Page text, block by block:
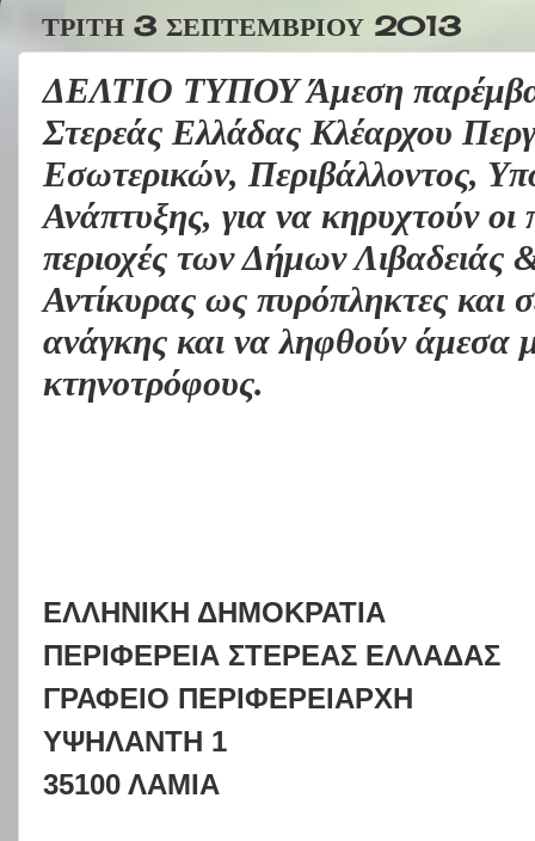
ΤΡΊΤΗ 3 ΣΕΠΤΕΜΒΡΊΟΥ 2013
ΔΕΛΤΙΟ ΤΥΠΟΥ Άμεση
Στερεάς Ελλάδας Κλέαρχου
Εσωτερικών, Περιβάλλοντος,
Ανάπτυξης, για να κηρυχτούν οι
περιοχές των Δήμων
Αντίκυρας ως πυρόπληκτες και
ανάγκης και να ληφθούν άμεσα
κτηνοτρόφους.
ΕΛΛΗΝΙΚΗ ΔΗΜΟΚΡΑΤΙΑ
ΠΕΡΙΦΕΡΕΙΑ ΣΤΕΡΕΑΣ ΕΛΛΑΔΑΣ
ΓΡΑΦΕΙΟ ΠΕΡΙΦΕΡΕΙΑΡΧΗ
ΥΨΗΛΑΝΤΗ 1
35100 ΛΑΜΙΑ